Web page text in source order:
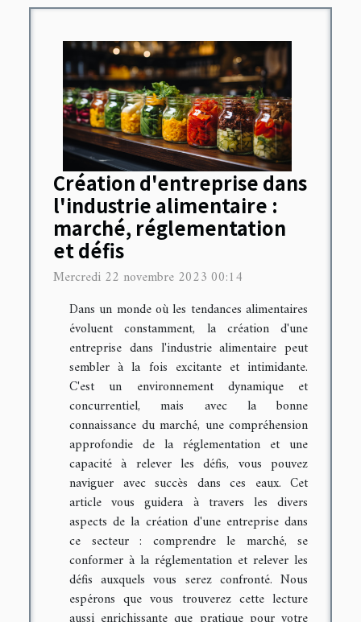
Création d'entreprise dans
l'industrie alimentaire :
marché, réglementation
et défis
Mercredi 22 novembre 2023 00:14
Dans un monde où les tendances alimentaires
évoluent constamment, la création d'une
entreprise dans l'industrie alimentaire peut
sembler à la fois excitante et intimidante.
C'est un environnement dynamique et
concurrentiel, mais avec la bonne
connaissance du marché, une compréhension
approfondie de la réglementation et une
capacité à relever les défis, vous pouvez
naviguer avec succès dans ces eaux. Cet
article vous guidera à travers les divers
aspects de la création d'une entreprise dans
ce secteur : comprendre le marché, se
conformer à la réglementation et relever les
défis auxquels vous serez confronté. Nous
espérons que vous trouverez cette lecture